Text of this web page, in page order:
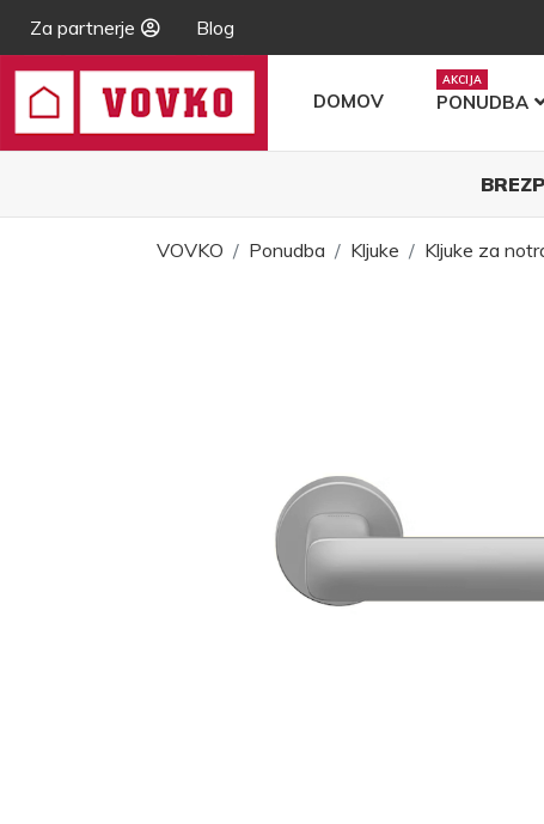
Za partnerje Blog
DOMOV PONUDBA
VOVKO Ponudba Kljuke Kljuke za